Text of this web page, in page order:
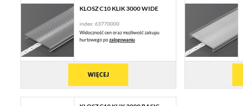
KLOSZ C10 KLIK 3000 WIDE
index: 63770000
Widoczność cen oraz możliwość zakupu
hurtowego pozalogowaniu
WIĘCEJ